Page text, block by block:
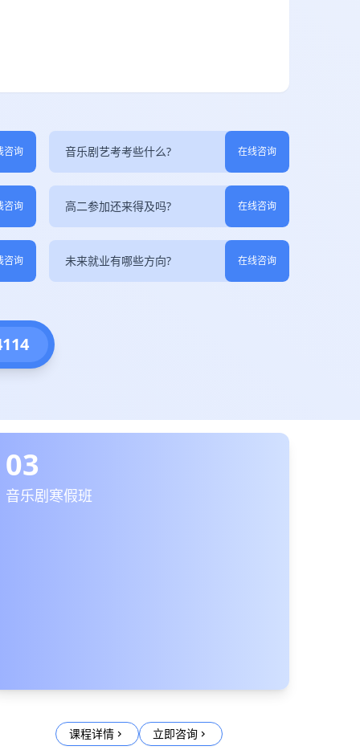
咨询 音乐剧艺考考些什么? 在线咨询
咨询 高二参加还来得及吗? 在线咨询
咨询 未来就业有哪些方向? 在线咨询
03
音乐剧寒假班
课程详情 chevron_right 立即咨询 chevron_right